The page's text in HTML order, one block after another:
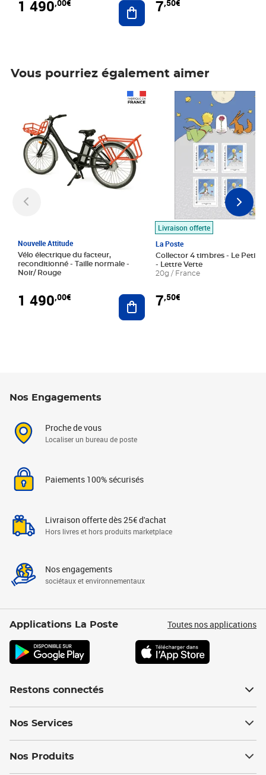
1 490,00€ Ajouter au panier
7,50€
Vous pourriez également aimer
Nouvelle Attitude
Vélo électrique du facteur,
reconditionné - Taille normale -
Noir/ Rouge
1 490,00€ Ajouter au panier
Livraison offerte
La Poste
Collector 4 timbres - Le Petit
- Lettre Verte
20g / France
7,50€
Prix 7,50€
Nos Engagements
Proche de vous
Localiser un bureau de poste
Paiements 100% sécurisés
Livraison offerte dès 25€ d'achat
Hors livres et hors produits marketplace
Nos engagements
sociétaux et environnementaux
Applications La Poste Toutes nos applications
Restons connectés
Nos Services
Nos Produits